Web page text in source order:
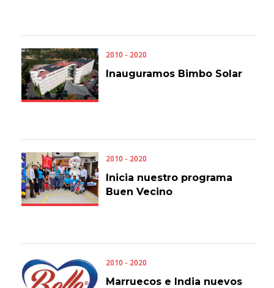
2010 - 2020
Inauguramos Bimbo Solar
2010 - 2020
Inicia nuestro programa
Buen Vecino
2010 - 2020
Marruecos e India nuevos